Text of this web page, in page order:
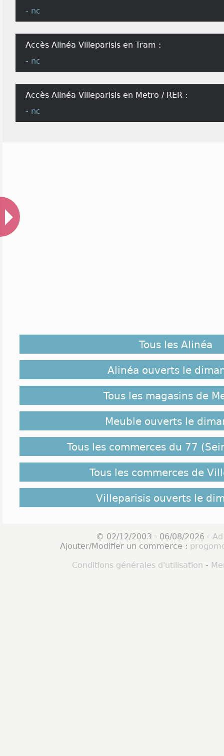
- nc
Accès Alinéa Villeparisis en Tram :
- nc
Accès Alinéa Villeparisis en Metro / RER :
- nc
Tous les Alinéa
Alinéa ouverts le
Tous les magasins de
Meuble ouverts le
Tous les commerces du 77
Tous les commerces de
Villeparisis ouverts le
© 02/12/2003 - 06/08/2026 -
Ajouter/Modifier un commerce :
Conditions générales d'utilisation -